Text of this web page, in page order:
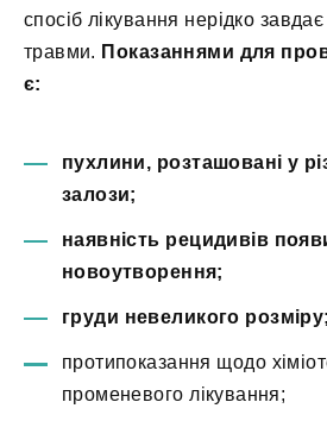
спосіб лікування нерідко завдає
травми. Показаннями для
є:
пухлини, розташовані у
залози;
наявність рецидивів
новоутворення;
груди невеликого розміру;
протипоказання щодо
променевого лікування;